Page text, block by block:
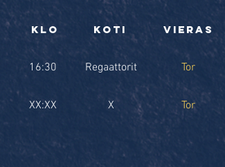
klo
16:30
XX:XX
koti
Regaattorit
X
vieras
Tor
Tor